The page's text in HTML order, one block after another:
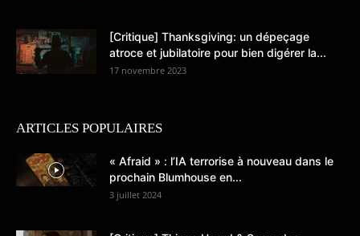
[Critique] Thanksgiving: un dépeçage
atroce et jubilatoire pour bien digérer la...
17 novembre 2023
ARTICLES POPULAIRES
« Afraid » : l’IA terrorise à nouveau dans le
prochain Blumhouse en...
3 juillet 2024